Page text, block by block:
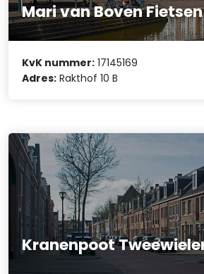
Mari van Boven Fietsen
KvK nummer: 17145169
Adres: Rakthof 10 B
Kranenpoot